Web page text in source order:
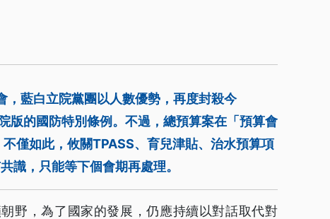
藍白立院黨團以人數優勢，再度封殺今
版的國防特別條例。不過，總預算案在「預算會
僅如此，攸關TPASS、育兒津貼、治水預算項
識，只能等下個會期再處理。
野，為了國家的發展，仍應持續以對話取代對